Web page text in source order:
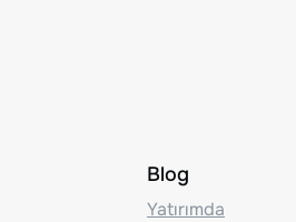
Blog
Yatırımda